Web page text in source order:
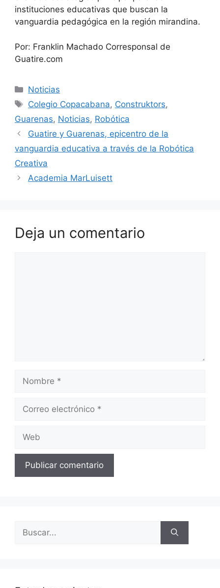
instituciones educativas que buscan la
vanguardia pedagógica en la región mirandina.
Por: Franklin Machado Corresponsal de
Guatire.com
Noticias
Colegio Copacabana, Construktors,
Guarenas, Noticias, Robótica
Guatire y Guarenas, epicentro de la
vanguardia educativa a través de la Robótica
Creativa
Academia MarLuisett
Deja un comentario